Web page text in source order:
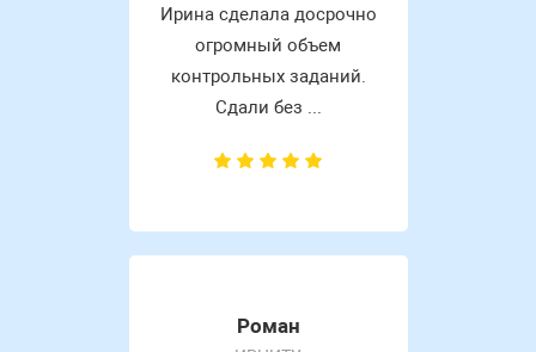
Ирина сделала досрочно
огромный объем
контрольных заданий.
Сдали без ...
Роман